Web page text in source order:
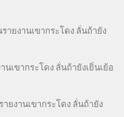
ายงานเขากระโดง ลั่นถ้ายัง
นเขากระโดง ลั่นถ้ายังเยิ่นเย้อ
ายงานเขากระโดง ลั่นถ้ายัง